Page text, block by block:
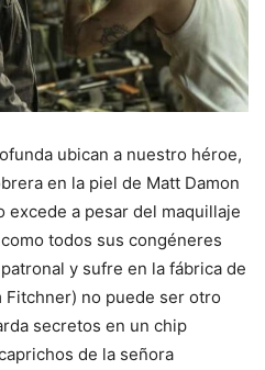
ubican a nuestro héroe,
en la piel de Matt Damon
excede a pesar del maquillaje
todos sus congéneres
y sufre en la fábrica de
Fitchner) no puede ser otro
secretos en un chip
de la señora